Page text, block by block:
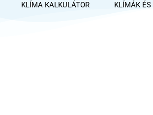
KLÍMA KALKULÁTOR KLÍMÁK ÉS